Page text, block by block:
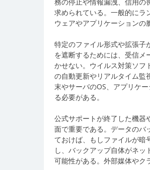
求められている。一般的にラ
ウェアやアプリケーションの
特定のファイル形式や拡張子
を遮断するためには、受信メ
かせない。ウイルス対策ソフ
の自動更新やリアルタイム監
末やサーバのOS、アプリケ
る必要がある。
公式サポートが終了した機器
面で重要である。データのバ
ておけば、もしファイルが
し、バックアップ自体がネ
可能性がある。外部媒体やク